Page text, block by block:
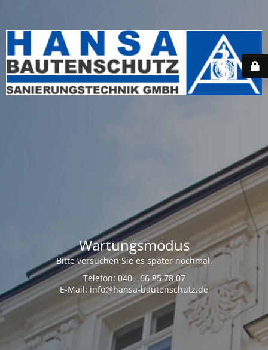
Wartungsmodus
Bitte versuchen Sie es später nochmal.
Telefon: 040 - 66 85 78 07
E-Mail: info@hansa-bautenschutz.de